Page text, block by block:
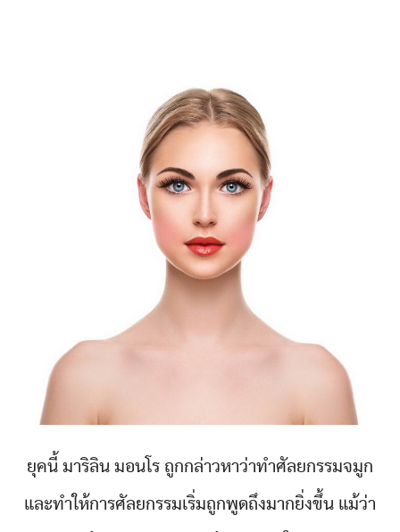
ยุคนี้ มาริลิน มอนโร ถูกกล่าวหาว่าทำศัลยกรรมจมูก
และทำให้การศัลยกรรมเริ่มถูกพูดถึงมากยิ่งขึ้น แม้ว่า